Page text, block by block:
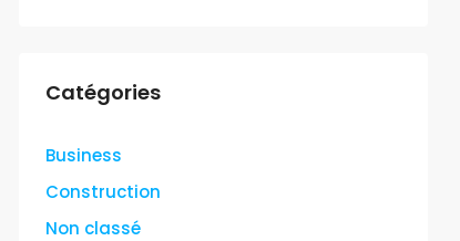
Catégories
Business
Construction
Non classé